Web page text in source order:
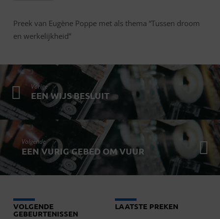
Preek van Eugène Poppe met als thema “Tussen droom
en werkelijkheid”
Vorige
EEN WIJS BESLUIT
Volgende
EEN VURIG GEBED OM VUUR
VOLGENDE
GEBEURTENISSEN
LAATSTE PREKEN